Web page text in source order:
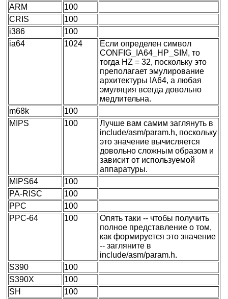
ARM
100
CRIS
100
i386
100
ia64
1024
Если определен символ
CONFIG_IA64_HP_SIM, то
тогда HZ = 32, поскольку это
преполагает эмулирование
архитектуры IA64, а любая
эмуляция всегда довольно
медлительна.
m68k
100
MIPS
100
Лучше вам самим заглянуть в
include/asm/param.h, поскольку
это значение вычисляется
довольно сложным образом и
зависит от используемой
аппаратуры.
MIPS64
100
PA-RISC
100
PPC
100
PPC-64
100
Опять таки -- чтобы получить
полное представление о том,
как формируется это значение
-- загляните в
include/asm/param.h.
S390
100
S390X
100
SH
100